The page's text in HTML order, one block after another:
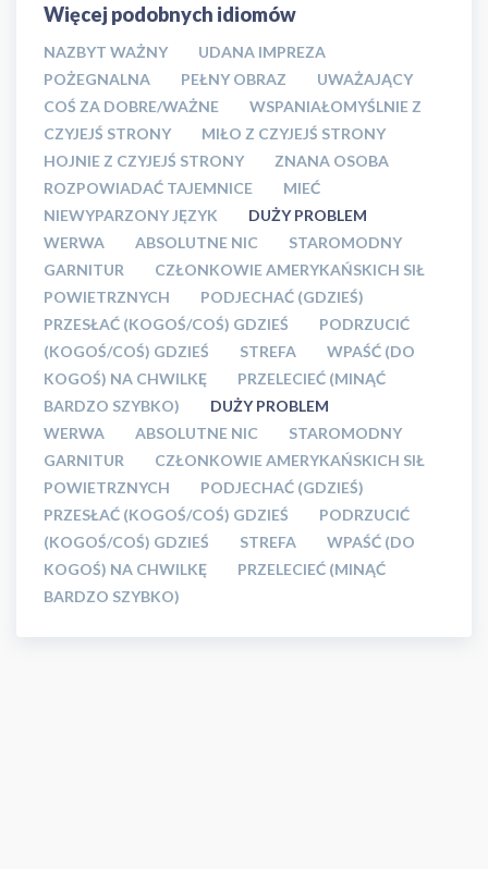
Więcej podobnych idiomów
NAZBYT WAŻNY
UDANA IMPREZA
POŻEGNALNA
PEŁNY OBRAZ
UWAŻAJĄCY
COŚ ZA DOBRE/WAŻNE
WSPANIAŁOMYŚLNIE Z
CZYJEJŚ STRONY
MIŁO Z CZYJEJŚ STRONY
HOJNIE Z CZYJEJŚ STRONY
ZNANA OSOBA
ROZPOWIADAĆ TAJEMNICE
MIEĆ
NIEWYPARZONY JĘZYK
DUŻY PROBLEM
WERWA
ABSOLUTNE NIC
STAROMODNY
GARNITUR
CZŁONKOWIE AMERYKAŃSKICH SIŁ
POWIETRZNYCH
PODJECHAĆ (GDZIEŚ)
PRZESŁAĆ (KOGOŚ/COŚ) GDZIEŚ
PODRZUCIĆ
(KOGOŚ/COŚ) GDZIEŚ
STREFA
WPAŚĆ (DO
KOGOŚ) NA CHWILKĘ
PRZELECIEĆ (MINĄĆ
BARDZO SZYBKO)
DUŻY PROBLEM
WERWA
ABSOLUTNE NIC
STAROMODNY
GARNITUR
CZŁONKOWIE AMERYKAŃSKICH SIŁ
POWIETRZNYCH
PODJECHAĆ (GDZIEŚ)
PRZESŁAĆ (KOGOŚ/COŚ) GDZIEŚ
PODRZUCIĆ
(KOGOŚ/COŚ) GDZIEŚ
STREFA
WPAŚĆ (DO
KOGOŚ) NA CHWILKĘ
PRZELECIEĆ (MINĄĆ
BARDZO SZYBKO)